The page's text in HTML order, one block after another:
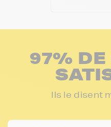
97%
Ils le disent